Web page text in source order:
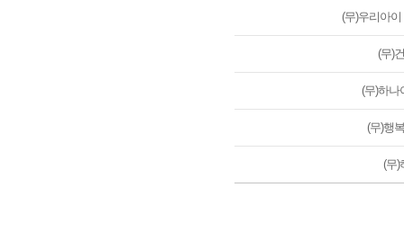
(무)우리아
(무)
(무)하나
(무)행
(무)